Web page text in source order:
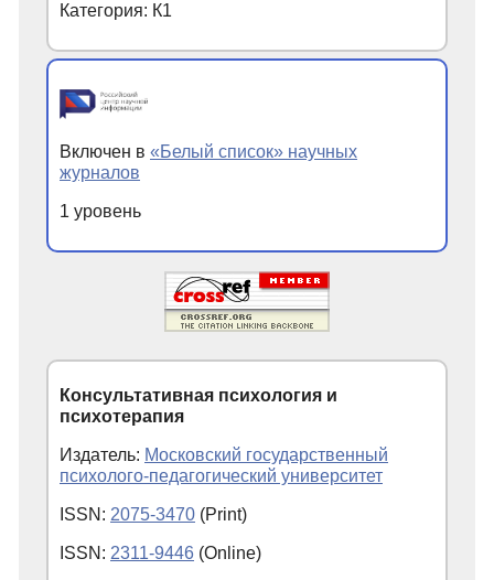
Категория: К1
Включен в «Белый список» научных
журналов
1 уровень
Консультативная психология и
психотерапия
Издатель: Московский государственный
психолого-педагогический университет
ISSN: 2075-3470 (Print)
ISSN: 2311-9446 (Online)